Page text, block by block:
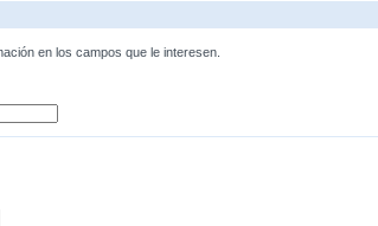
en los campos que le interesen.